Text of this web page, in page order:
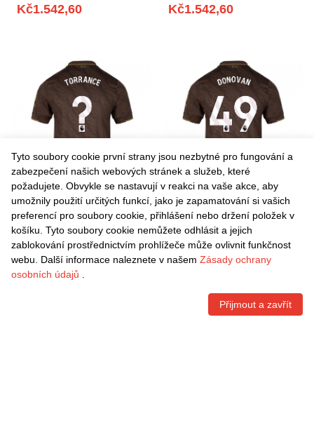
Domů Hráčské Dresy
Kč1.542,60
Daleko Hráčské Dresy
Kč1.542,60
Danxen Pánské Bruno
Torrance #0 Hnědá Zlatá
Daleko Hráčské Dresy
2025/26 Dres
Kč1.542,60
Danxen Pánské Romelle
Donovan #49 Hnědá Zlatá
Daleko Hráčské Dresy
2025/26 Dres
Kč1.542,60
Tyto soubory cookie první strany jsou nezbytné pro fungování a
zabezpečení našich webových stránek a služeb, které
požadujete. Obvykle se nastavují v reakci na vaše akce, aby
umožnily použití určitých funkcí, jako je zapamatování si vašich
preferencí pro soubory cookie, přihlášení nebo držení položek v
košíku. Tyto soubory cookie nemůžete odhlásit a jejich
zablokování prostřednictvím prohlížeče může ovlivnit funkčnost
webu. Další informace naleznete v našem Zásady ochrany
osobních údajů
Přijmout a zavřít